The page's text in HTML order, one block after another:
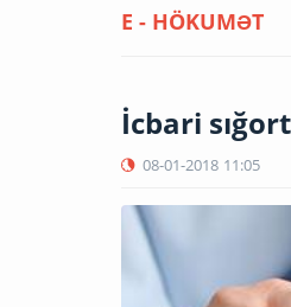
E - HÖKUMƏT
İcbari
08-01-2018 11:05